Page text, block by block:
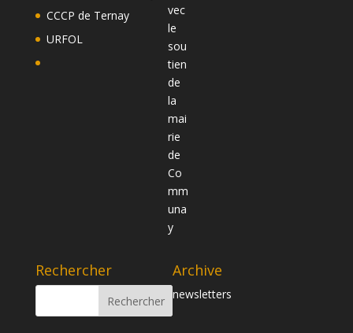
CCCP de Ternay
URFOL
Rechercher Archive
newsletters